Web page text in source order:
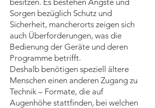
besitzen. Es bestehen Ängste und
Sorgen bezüglich Schutz und
Sicherheit, mancherorts zeigen sich
auch Überforderungen, was die
Bedienung der Geräte und deren
Programme betrifft.
Deshalb benötigen speziell ältere
Menschen einen anderen Zugang zu
Technik – Formate, die auf
Augenhöhe stattfinden, bei welchen